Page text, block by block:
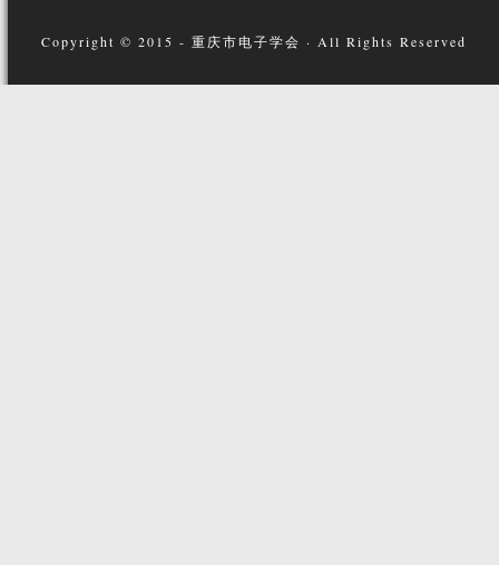
Copyright © 2015 - 重庆市电子学会 · All Rights Reserved